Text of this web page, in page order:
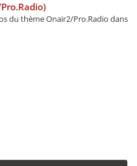
du thème Onair2/Pro.Radio dans